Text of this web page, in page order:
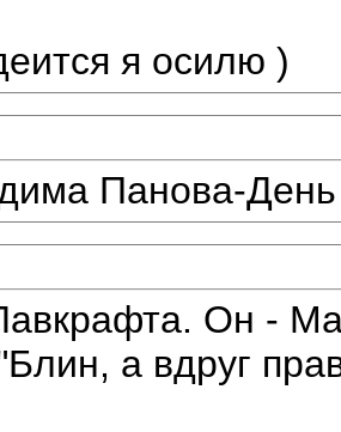
я осилю )
Панова-
Он -
а вдруг